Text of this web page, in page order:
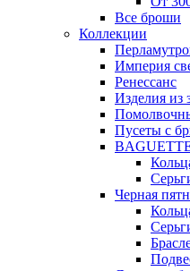
Все броши
Коллекции
Империя
Ренессанс
Изделия из
Пусеты с
Черная